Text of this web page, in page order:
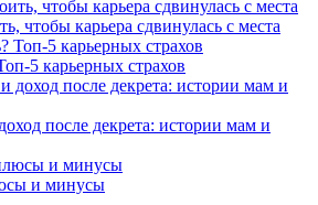
чтобы карьера сдвинулась с места
5 карьерных страхов
после декрета: истории мам и
и минусы